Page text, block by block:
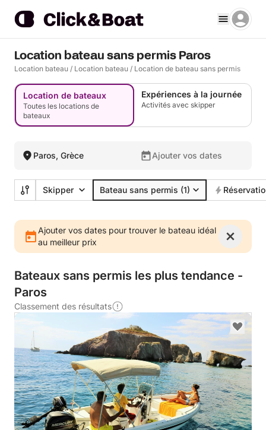
Location bateau sans permis Paros
Location bateau / Location bateau / Location de bateau sans permis
Location de bateaux
Toutes les locations de
bateaux
Expériences à la journée
Activités avec skipper
Paros, Grèce Ajouter vos dates
Skipper Bateau sans permis (1)
Ajouter vos dates pour trouver le bateau idéal
au meilleur prix
Bateaux sans permis les plus tendance -
Paros
Classement des résultats